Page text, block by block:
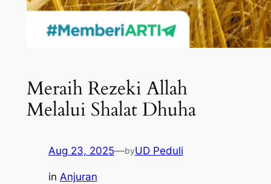
Meraih Rezeki Allah
Melalui Shalat Dhuha
Aug 23, 2025—byUD Peduli
in Anjuran